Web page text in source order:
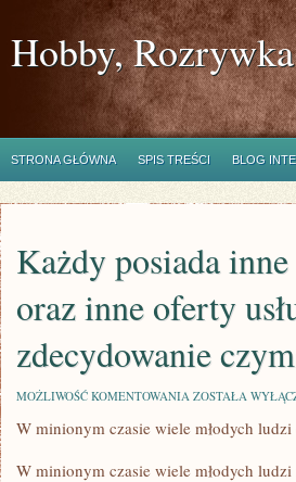
Hobby,
STRONA GŁÓWNA SPIS TREŚCI BLOG
Każdy posiada
oraz inne oferty
zdecydowanie
MOŻLIWOŚĆ KOMENTOWANIA KAŻDY
INNE
PROPOZYCJE,
DYSPOZYCJE
ZOSTAŁA
W minionym czasie wiele młodych
W minionym czasie wiele młodych